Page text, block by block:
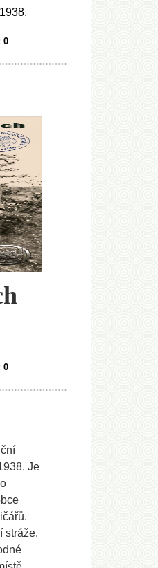
0
0
Je
stráže.